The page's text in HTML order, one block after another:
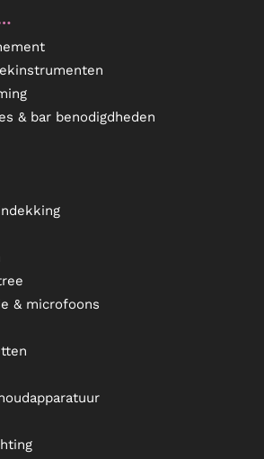
& bar benodigdheden
& microfoons